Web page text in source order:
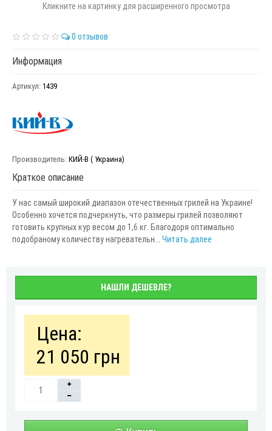
Кликните на картинку для расширенного просмотра
0 отзывов
Информация
Артикул: 1439
Производитель: КИЙ-В ( Украина)
Краткое описание
У нас самый широкий диапазон отечественных грилей на Украине!
Особенно хочется подчеркнуть, что размеры грилей позволяют
готовить крупных кур весом до 1,6 кг. Благодоря оптимально
подобраному количеству нагревательн... Читать далее
НАШЛИ ДЕШЕВЛЕ?
Цена:
21 050 грн